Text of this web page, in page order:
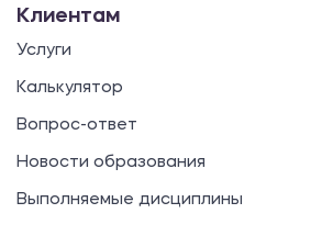
Клиентам
Услуги
Калькулятор
Вопрос-ответ
Новости образования
Выполняемые дисциплины